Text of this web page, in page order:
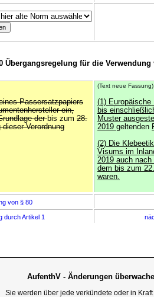
Übergangsregelung für die Verwendung
Passersatzpapiers
ein,
derbis zum 28.
dieser Verordnung
(Text neue Fassung)
(1) Europäische
bis
Muster
2019 geltenden
(2) Die
Visums im
2019 auch nach
dem bis zum
waren.
von § 80
durch Artikel 1
AufenthV - Änderungen
Sie werden über jede verkündete oder in Kraft